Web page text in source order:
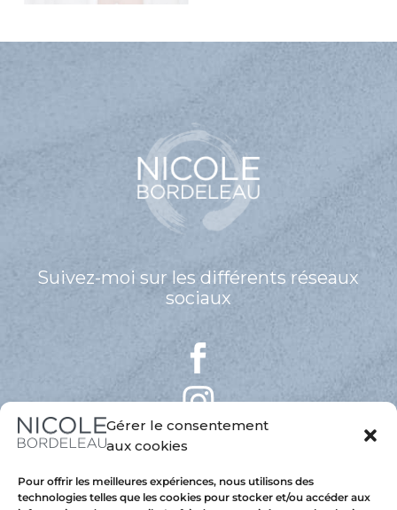
Gérer le consentement
aux cookies
Pour offrir les meilleures expériences, nous utilisons des
technologies telles que les cookies pour stocker et/ou accéder aux
Suivez-moi sur les différents réseaux
sociaux